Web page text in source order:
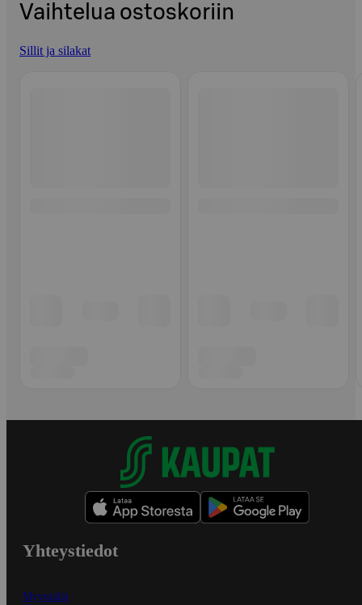
Vaihtelua ostoskoriin
Sillit ja silakat
Yhteystiedot
Myymälät